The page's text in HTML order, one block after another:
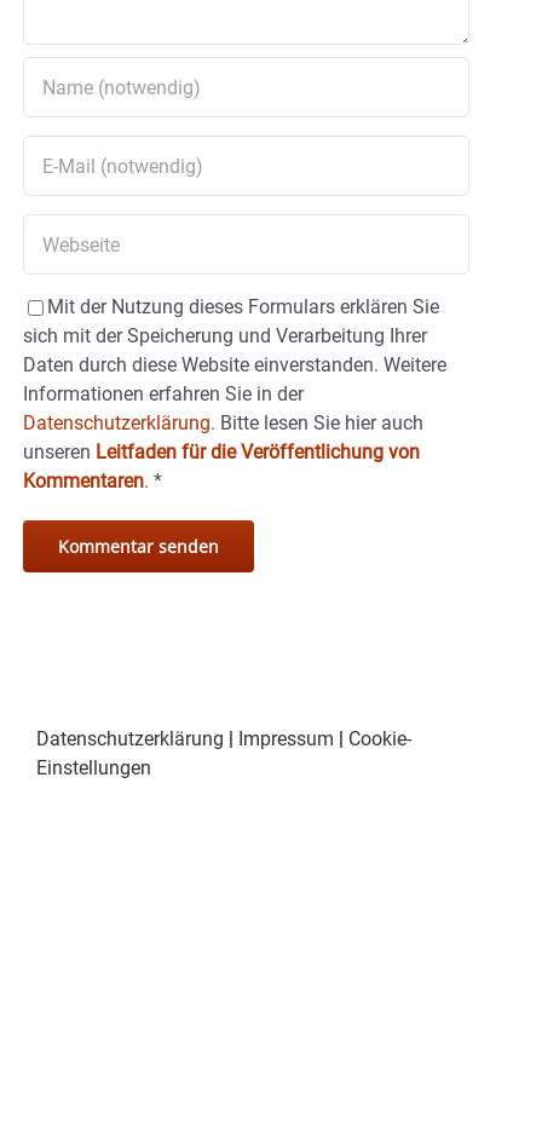
Mit der Nutzung dieses Formulars erklären Sie
sich mit der Speicherung und Verarbeitung Ihrer
Daten durch diese Website einverstanden. Weitere
Informationen erfahren Sie in der
Datenschutzerklärung. Bitte lesen Sie hier auch
unseren Leitfaden für die Veröffentlichung von
Kommentaren. *
Datenschutzerklärung Impressum
Cookie-
Einstellungen